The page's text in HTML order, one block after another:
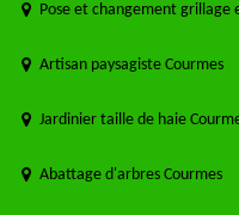
Pose et changement grillage
Artisan paysagiste Courmes
Jardinier taille de haie
Abattage d'arbres Courmes